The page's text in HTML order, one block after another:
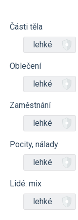
Části těla
lehké
Oblečení
lehké
Zaměstnání
lehké
Pocity, nálady
lehké
Lidé: mix
lehké